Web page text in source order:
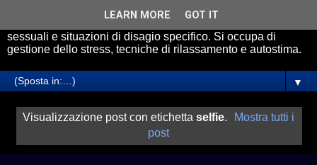
consulenza psicologica online. Esperto nel trattamento di
sessuali e situazioni di disagio specifico. Si occupa di
gestione dello stress, tecniche di rilassamento e autostima.
▼
Visualizzazione post con etichetta selfie.
Mostra tutti i
post
LEARN MORE GOT IT